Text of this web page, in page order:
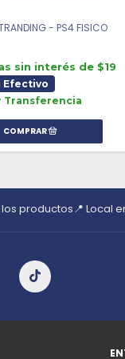
Jin
convertirse
A finales del
naciones
gigantesca
mongoles,el
obligará a
- PS4 FISICO
sin interés de $19
Efectivo
Transferencia
productos📍 Local